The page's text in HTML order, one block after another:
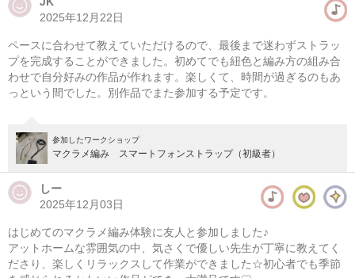
マクラメ編み メッシュバッグ
08/10(月) 10:00-14:00
東京 （東横線）学芸大学駅から徒歩14分
東京 （東横線）学芸大学駅から徒歩14分
他日程あり
2025年12月22日
ペースに合わせて教えていただけるので、最後まで迷わずストラッ
プを完成することができました。初めてでも紐色と編み方の組み合
わせで自分好みの作品が作れます。楽しくて、時間が過ぎるのもあ
っという間でした。別作品でまた参加する予定です。
参加したワークショップ
マクラメ編み スマートフォンストラップ（初級者）
しー
2025年12月03日
はじめてのマクラメ編み体験に友人と参加しました♪
アットホームな雰囲気の中、気さくで優しい先生が丁寧に教えてく
ださり、楽しくリラックスして作業ができました☆初心者でも季節